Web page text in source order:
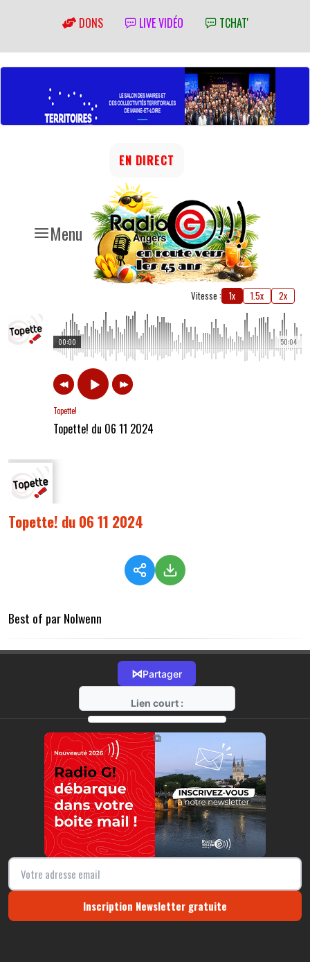
DONS LIVE VIDÉO TCHAT'
Menu
EN DIRECT
Vitesse : 1x 1.5x 2x
50:04
00:00
Topette!
Topette! du 06 11 2024
Topette! du 06 11 2024
Best of par Nolwenn
⋈Partager
Lien court :
https://radio-g.fr?15938
⧉
Inscription Newsletter gratuite